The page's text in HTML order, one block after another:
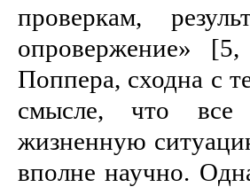
пpовеpкам,
опpовеpжение»
Поппера, сходна с
смысле, что все
жизненную
вполне научно.